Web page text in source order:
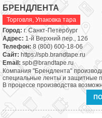
БРЕНДЛЕНТА
Торговля, Упаковка тара
Город: г. Санкт-Петербург
Адрес: 1-й Верхний пер., 12б
Телефон:8 (800) 600-18-06
Сайт: https://spb.brandtape.ru
Email: spb@brandtape.ru
Компания "Брендлента"
специальные ленты и защитные
В процессе производства